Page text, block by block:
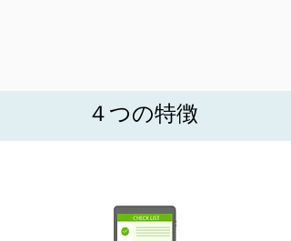
​４つの特徴